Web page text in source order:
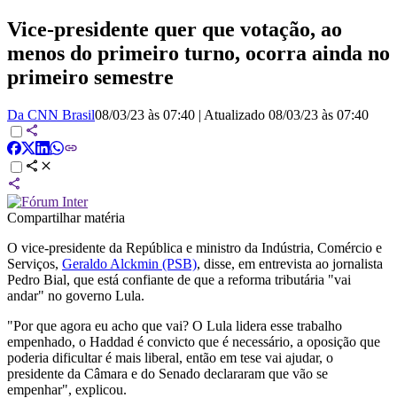
Vice-presidente quer que votação, ao
menos do primeiro turno, ocorra ainda no
primeiro semestre
Da CNN Brasil08/03/23 às 07:40 | Atualizado 08/03/23 às 07:40
Compartilhar matéria
O vice-presidente da República e ministro da Indústria, Comércio e
Serviços, Geraldo Alckmin (PSB), disse, em entrevista ao jornalista
Pedro Bial, que está confiante de que a reforma tributária "vai
andar" no governo Lula.
"Por que agora eu acho que vai? O Lula lidera esse trabalho
empenhado, o Haddad é convicto que é necessário, a oposição que
poderia dificultar é mais liberal, então em tese vai ajudar, o
presidente da Câmara e do Senado declararam que vão se
empenhar", explicou.